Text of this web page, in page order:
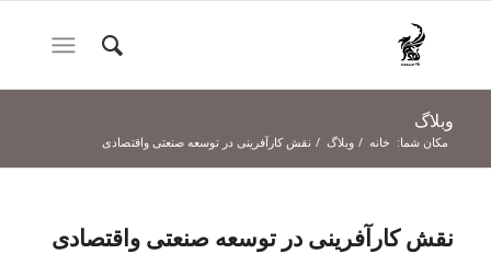
وبلاگ
مکان شما: خانه / وبلاگ / نقش کارآفرینی در توسعه صنعتی واقتصادی
نقش کارآفرینی در توسعه صنعتی واقتصادی